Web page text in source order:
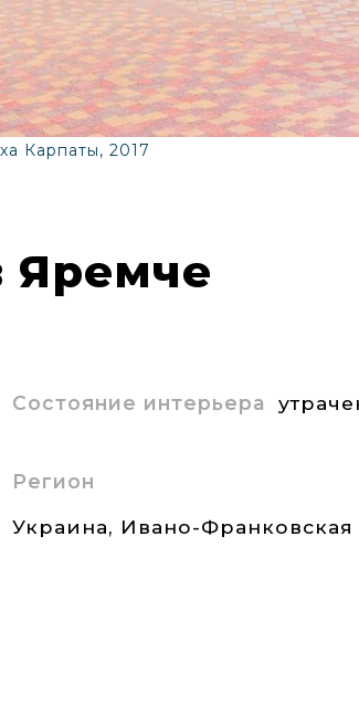
Карпаты, 2017
Яремче
Состояние интерьера
Регион
Украина, Ивано-Франковская